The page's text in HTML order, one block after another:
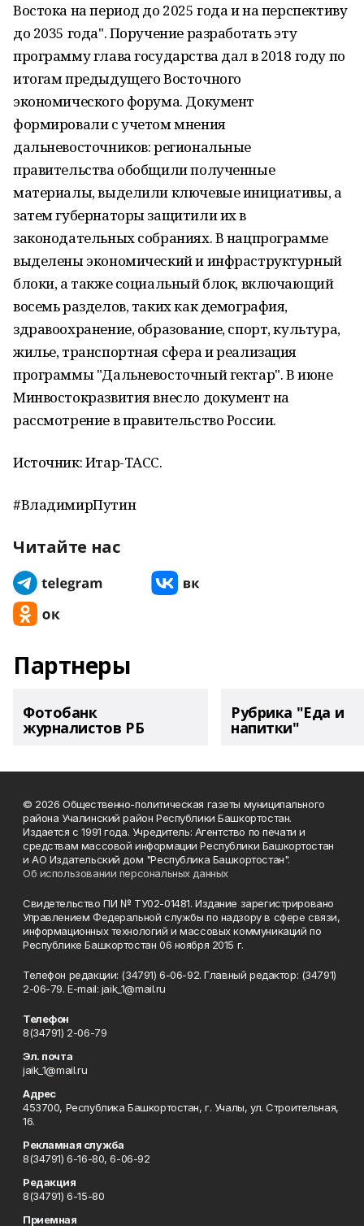
Востока на период до 2025 года и на перспективу
до 2035 года". Поручение разработать эту
программу глава государства дал в 2018 году по
итогам предыдущего Восточного
экономического форума. Документ
формировали с учетом мнения
дальневосточников: региональные
правительства обобщили полученные
материалы, выделили ключевые инициативы, а
затем губернаторы защитили их в
законодательных собраниях. В нацпрограмме
выделены экономический и инфраструктурный
блоки, а также социальный блок, включающий
восемь разделов, таких как демография,
здравоохранение, образование, спорт, культура,
жилье, транспортная сфера и реализация
программы "Дальневосточный гектар". В июне
Минвостокразвития внесло документ на
рассмотрение в правительство России.
Источник: Итар-ТАСС.
#ВладимирПутин
Читайте нас
Партнеры
Фотобанк
журналистов РБ
Рубрика "Еда и
напитки"
© 2026 Общественно-политическая газеты муниципального
района Учалинский район Республики Башкортостан.
Издается с 1991 года. Учредитель: Агентство по печати и
средствам массовой информации Республики Башкортостан
и АО Издательский дом "Республика Башкортостан".
Об использовании персональных данных
Свидетельство ПИ № ТУ02-01481. Издание зарегистрировано
Управлением Федеральной службы по надзору в сфере связи,
информационных технологий и массовых коммуникаций по
Республике Башкортостан 06 ноября 2015 г.
Телефон редакции: (34791) 6-06-92. Главный редактор: (34791)
2-06-79. Е-mаil: jaik_1@mail.ru
Телефон
8(34791) 2-06-79
Эл. почта
jaik_1@mail.ru
Адрес
453700, Республика Башкортостан, г. Учалы, ул. Строительная,
16.
Рекламная служба
8(34791) 6-16-80, 6-06-92
Редакция
8(34791) 6-15-80
Приемная